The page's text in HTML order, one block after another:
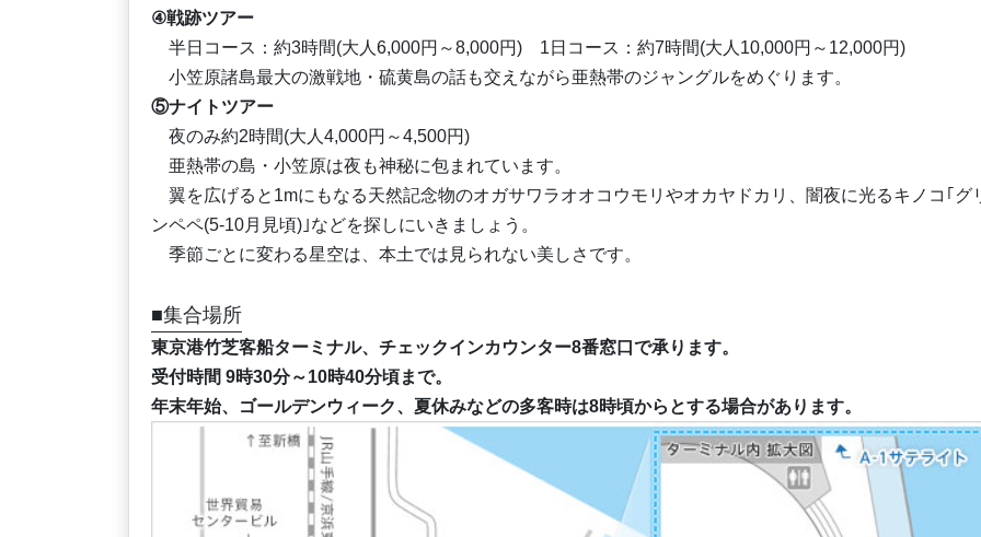
④戦跡ツアー
半日コース：約3時間(大人6,000円～8,000円) 1日コース：約7時間(大人10,000円～12,000円)
小笠原諸島最大の激戦地・硫黄島の話も交えながら亜熱帯のジャングルをめぐります。
⑤ナイトツアー
夜のみ約2時間(大人4,000円～4,500円)
亜熱帯の島・小笠原は夜も神秘に包まれています。
翼を広げると1mにもなる天然記念物のオガサワラオオコウモリやオカヤドカリ、闇夜に光るキノコ｢グ
ンペペ(5-10月見頃)｣などを探しにいきましょう。
季節ごとに変わる星空は、本土では見られない美しさです。
■集合場所
東京港竹芝客船ターミナル、チェックインカウンター8番窓口で承ります。
受付時間 9時30分～10時40分頃まで。
年末年始、ゴールデンウィーク、夏休みなどの多客時は8時頃からとする場合があります。